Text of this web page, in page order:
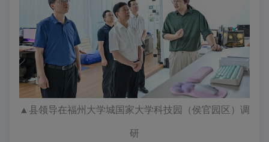
▲县领导在福州大学城国家大学科技园（侯官园区）调
研